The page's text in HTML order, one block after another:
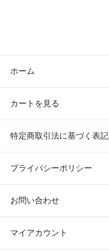
ホーム
カートを見る
特定商取引法に基づく表記
プライバシーポリシー
お問い合わせ
マイアカウント